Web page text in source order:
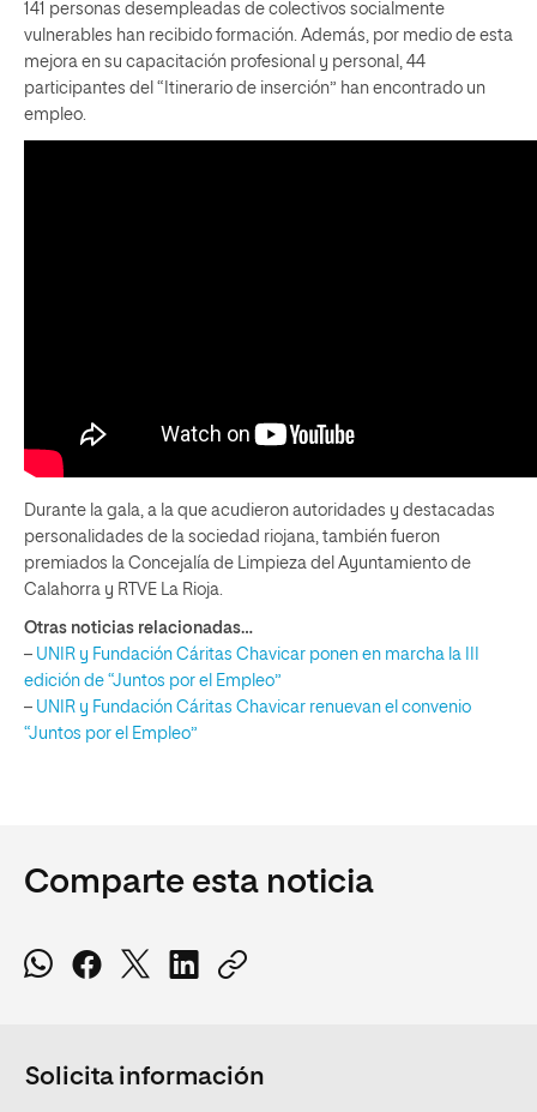
141 personas desempleadas de colectivos socialmente
vulnerables han recibido formación. Además, por medio de esta
mejora en su capacitación profesional y personal, 44
participantes del “Itinerario de inserción” han encontrado un
empleo.
Durante la gala, a la que acudieron autoridades y destacadas
personalidades de la sociedad riojana, también fueron
premiados la Concejalía de Limpieza del Ayuntamiento de
Calahorra y RTVE La Rioja.
Otras noticias relacionadas…
– UNIR y Fundación Cáritas Chavicar ponen en marcha la III
edición de “Juntos por el Empleo”
– UNIR y Fundación Cáritas Chavicar renuevan el convenio
“Juntos por el Empleo”
Comparte esta noticia
Solicita información